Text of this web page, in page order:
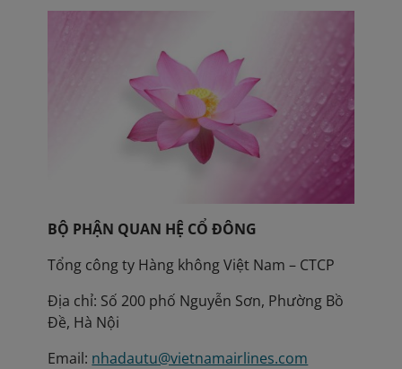
BỘ PHẬN QUAN HỆ CỔ ĐÔNG
Tổng công ty Hàng không Việt Nam – CTCP
Địa chỉ: Số 200 phố Nguyễn Sơn, Phường Bồ
Đề, Hà Nội
Email: nhadautu@vietnamairlines.com